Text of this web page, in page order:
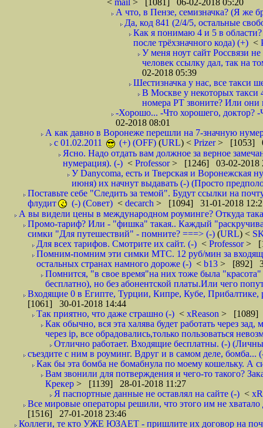
< mail > [1081] 06-02-2018 05:20
А что, в Пензе, семизначка? (Я же
Да, код 841 (2/4/5, остальные
Как я понимаю 4 и 5 в
после трёхзначного кода) (+) <
У меня ноут сайт Россвязи
человек ссылку дал, так на
02-2018 05:39
Шестизначка у нас, все такси
В Москве у некоторых такси
номера РТ звоните? Или они
-Хорошо... -Что хорошего, доктор?
02-2018 08:01
А как давно в Воронеже перешли на 7-значную
с 01.02.2011
(+) (OFF) (URL) < Prizer> [1053]
Ясно. Надо отдать вам должное за верное
нумерация). (-) < Professor> [1246] 03-02-2018
У Danycoma, есть и Тверская и Воронежская
июня) их начнут выдавать (-) (Просто
Поставьте себе "Следить за темой". Будут ссылки на
флудит
(-) (Совет) < decarch > [1094] 31-01-2018
А вы видели цены в международном роуминге? Откуда
Промо-тариф? Или - "фишка" такая.. Каждый
симки "Для путешествий" - помните? ===> (-) (URL) <
Для всех тарифов. Смотрите их сайт. (-) < Professor>
Помним-помним эти симки МТС. 12 руб/мин за
остальных странах намного дороже (-) < b13 > [892]
Помнится, "в свое время"на них тоже была
бесплатно), но без абонентской платы.Или чего
Входящие 0 в Египте, Турции, Кипре, Кубе,
[1061] 30-01-2018 14:44
Так приятно, что даже страшно (-) < xReason > [1089]
Как обычно, вся эта халява будет работать через
через ip, все обрадовались,только пользоваться
Отлично работает. Входящие бесплатны. (-)
съездите с ним в роуминг. Вдруг и в самом деле, бомба...
Как бы эта бомба не бомабнула по моему кошельку. А
Вам звонили для потверждения и чего-то такого?
Крекер > [1139] 28-01-2018 11:27
Я паспортные данные не оставлял на сайте (-) <
Все мировые операторы решили, что этого им не
[1516] 27-01-2018 23:46
Коллеги, те кто УЖЕ ЮЗАЕТ - пришлите их договор на